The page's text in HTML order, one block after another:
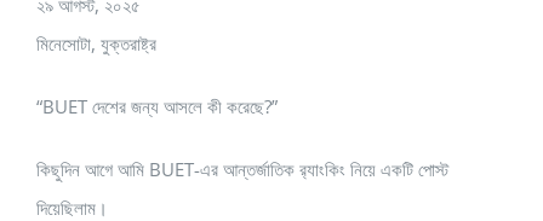
২৯ আগস্ট, ২০২৫
মিনেসোটা, যুক্তরাষ্ট্র
“BUET দেশের জন্য আসলে কী করেছে?”
কিছুদিন আগে আমি BUET-এর আন্তর্জাতিক র‍্যাংকিং নিয়ে একটি পোস্ট
দিয়েছিলাম।